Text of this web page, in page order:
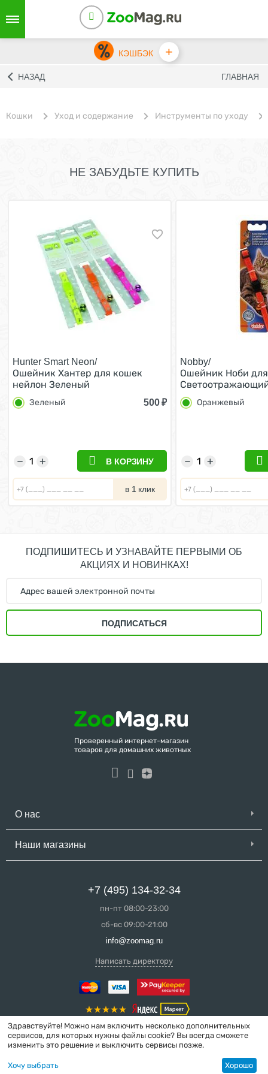
КЭШБЭК +
НАЗАД ГЛАВНАЯ
Кошки Уход и содержание Инструменты по уходу
НЕ ЗАБУДЬТЕ КУПИТЬ
Hunter Smart Neon/
Ошейник Хантер для кошек
нейлон Зеленый
Зеленый 500₽
+
− В КОРЗИНУ
в 1 клик
Nobby/
Ошейник Ноби
безопасным
бубенчиком
Оранжевый
+
−
ПОДПИШИТЕСЬ И УЗНАВАЙТЕ ПЕРВЫМИ ОБ
АКЦИЯХ И НОВИНКАХ!
ПОДПИСАТЬСЯ
Проверенный интернет-магазин
товаров для домашних животных
О нас
Наши магазины
+7 (495) 134-32-34
пн-пт 08:00-23:00
сб-вс 09:00-21:00
info@zoomag.ru
Написать директору
Интернет-магазин сделан в вебстудии
MakeShop.pro
Здравствуйте! Можно нам включить несколько дополнительных
сервисов, для которых нужны файлы cookie? Вы всегда сможете
изменить это решение и выключить сервисы позже.
Хочу выбрать Хорошо